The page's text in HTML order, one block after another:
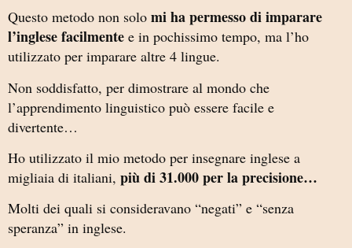
Questo metodo non solo mi ha permesso di imparare
l’inglese facilmente e in pochissimo tempo, ma l’ho
utilizzato per imparare altre 4 lingue.
Non soddisfatto, per dimostrare al mondo che
l’apprendimento linguistico può essere facile e
divertente…
Ho utilizzato il mio metodo per insegnare inglese a
migliaia di italiani, più di 31.000 per la precisione…
Molti dei quali si consideravano “negati” e “senza
speranza” in inglese.